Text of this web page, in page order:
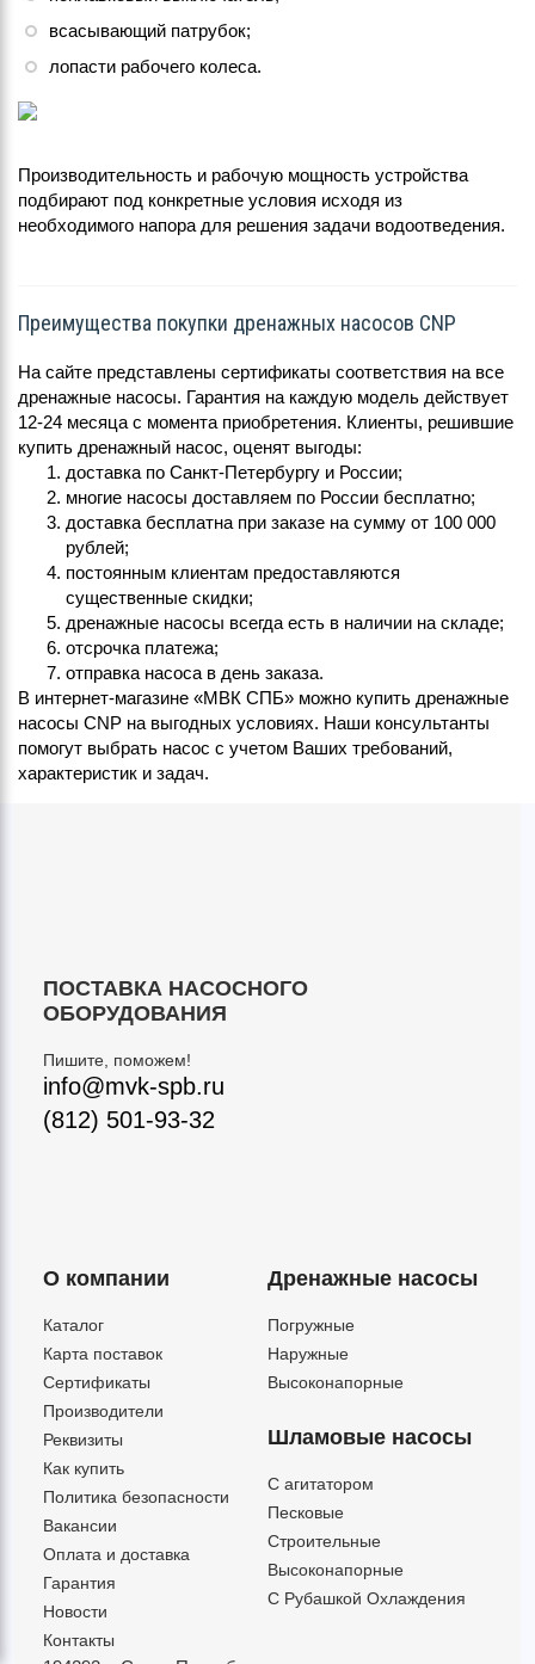
всасывающий патрубок;
лопасти рабочего колеса.
Производительность и рабочую мощность устройства
подбирают под конкретные условия исходя из
необходимого напора для решения задачи водоотведения.
Преимущества покупки дренажных насосов CNP
На сайте представлены сертификаты соответствия на все
дренажные насосы. Гарантия на каждую модель действует
12-24 месяца с момента приобретения. Клиенты, решившие
купить дренажный насос, оценят выгоды:
доставка по Санкт-Петербургу и России;
многие насосы доставляем по России бесплатно;
доставка бесплатна при заказе на сумму от 100 000
рублей;
постоянным клиентам предоставляются
существенные скидки;
дренажные насосы всегда есть в наличии на складе;
отсрочка платежа;
отправка насоса в день заказа.
В интернет-магазине «МВК СПБ» можно купить дренажные
насосы CNP на выгодных условиях. Наши консультанты
помогут выбрать насос с учетом Ваших требований,
характеристик и задач.
ПОСТАВКА НАСОСНОГО
ОБОРУДОВАНИЯ
Пишите, поможем!
info@mvk-spb.ru
(812) 501-93-32
О компании
Каталог
Карта поставок
Сертификаты
Производители
Реквизиты
Как купить
Политика безопасности
Вакансии
Оплата и доставка
Гарантия
Новости
Контакты
Дренажные насосы
Погружные
Наружные
Высоконапорные
Шламовые насосы
C агитатором
Песковые
Строительные
Высоконапорные
С Рубашкой Охлаждения